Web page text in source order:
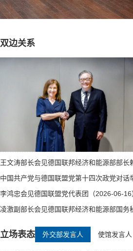
双边关系
王文涛部长会见德国联邦经济和能源部部长
中国共产党与德国联盟党第十四次政党对话
李鸿忠会见德国联盟党代表团（2026-06-16
凌激副部长会见德国联邦经济和能源部国
立场表态 外交部发言人 使馆发言人